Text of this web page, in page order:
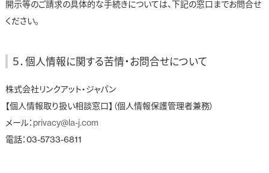
開示等のご請求の具体的な手続きについては、下記の窓口までお問合せ
ください。
５．個人情報に関する苦情・お問合せについて
株式会社リンクアット・ジャパン
【個人情報取り扱い相談窓口】（個人情報保護管理者兼務）
メール： privacy@la-j.com
電話：03-5733-6811